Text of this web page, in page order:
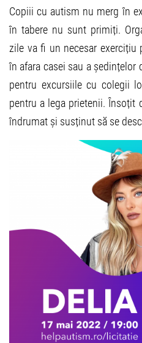
Copiii cu autism nu merg în
în tabere nu sunt primiți.
zile va fi un necesar exercițiu
în afara casei sau a ședințelor
pentru excursiile cu colegii
pentru a lega prietenii. Însoțit
îndrumat și susținut să se